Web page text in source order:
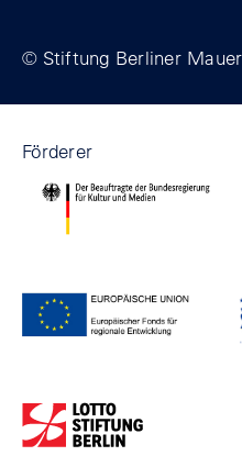
© Stiftung Berliner
Förderer